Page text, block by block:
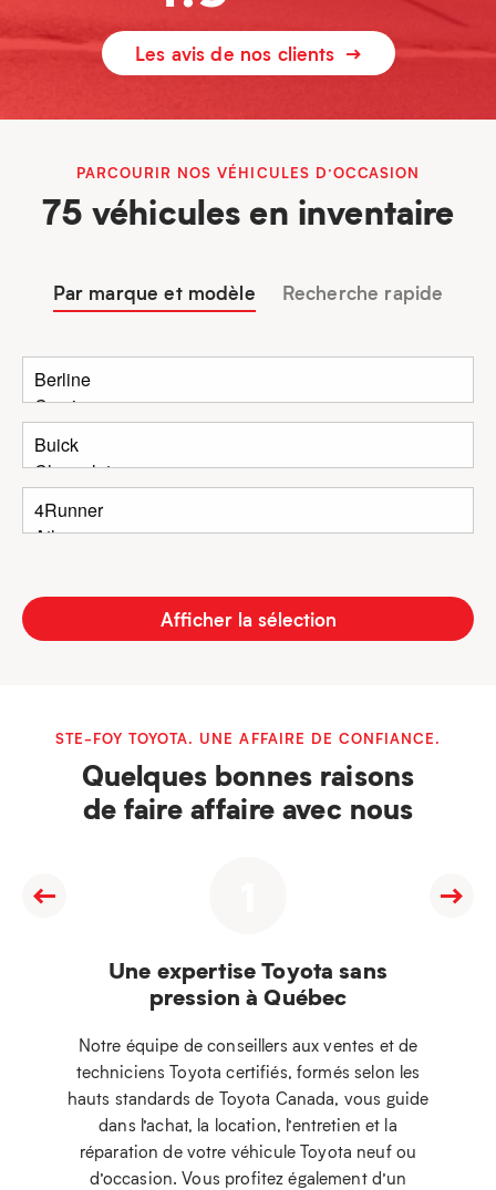
Les avis de nos clients
PARCOURIR NOS VÉHICULES D’OCCASION
75 véhicules en inventaire
Par marque et modèle Recherche rapide
Afficher la sélection
STE-FOY TOYOTA. UNE AFFAIRE DE CONFIANCE.
Quelques bonnes raisons
de faire affaire avec nous
Une expertise Toyota sans
pression à Québec
Notre équipe de conseillers aux ventes et de
techniciens Toyota certifiés, formés selon les
hauts standards de Toyota Canada, vous guide
dans l’achat, la location, l’entretien et la
réparation de votre véhicule Toyota neuf ou
d’occasion. Vous profitez également d’un